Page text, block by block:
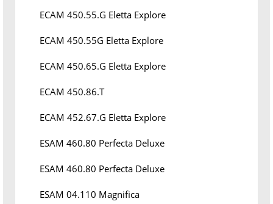
ECAM 450.55.G Eletta Explore
ECAM 450.55G Eletta Explore
ECAM 450.65.G Eletta Explore
ECAM 450.86.T
ECAM 452.67.G Eletta Explore
ESAM 460.80 Perfecta Deluxe
ESAM 460.80 Perfecta Deluxe
ESAM 04.110 Magnifica